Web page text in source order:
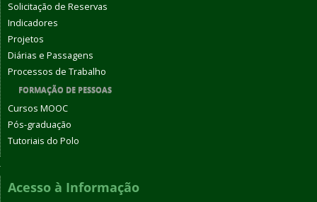
Solicitação de Reservas
Indicadores
Projetos
Diárias e Passagens
Processos de Trabalho
FORMAÇÃO DE PESSOAS
Cursos MOOC
Pós-graduação
Tutoriais do Polo
Acesso à Informação